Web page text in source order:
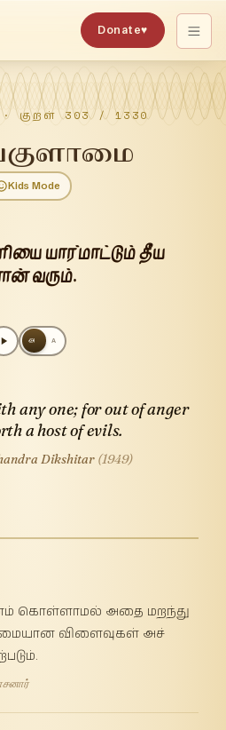
Donate♥
குறள்303/ 1330
Kids Mode
யார்மாட்டும் தீய
வரும்.
அ A
any one; for out of anger
a host of evils.
Dikshitar (1949)
கொள்ளாமல் அதை மறந்து
விளைவுகள் அச்